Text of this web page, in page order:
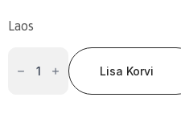
Laos
tsüsteamiinipõhineLisa Korvi